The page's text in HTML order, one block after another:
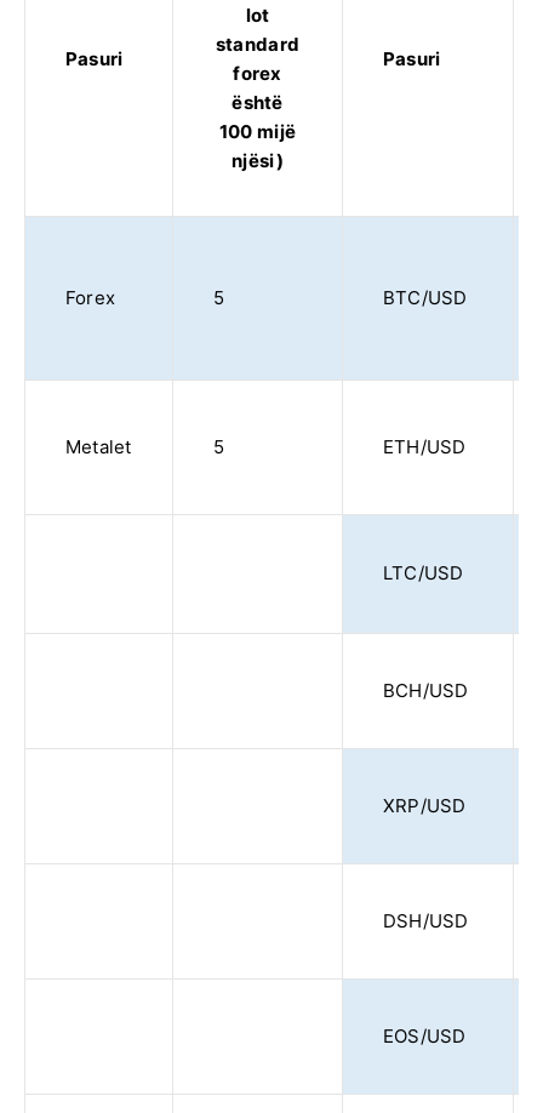
Pasuri
lot
standard
forex
është
100 mijë
njësi)
Pasuri
Forex 5 BTC/USD
Metalet 5 ETH/USD
LTC/USD
BCH/USD
XRP/USD
DSH/USD
EOS/USD